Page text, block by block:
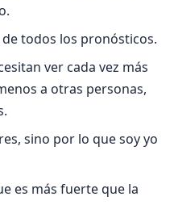
todos los pronósticos.
ver cada vez más
a otras personas,
sino por lo que soy yo
es más fuerte que la